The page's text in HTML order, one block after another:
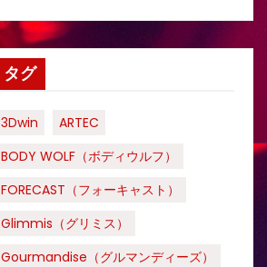
タグ
3Dwin
ARTEC
BODY WOLF（ボディウルフ）
FORECAST（フォーキャスト）
Glimmis（グリミス）
Gourmandise（グルマンディーズ）